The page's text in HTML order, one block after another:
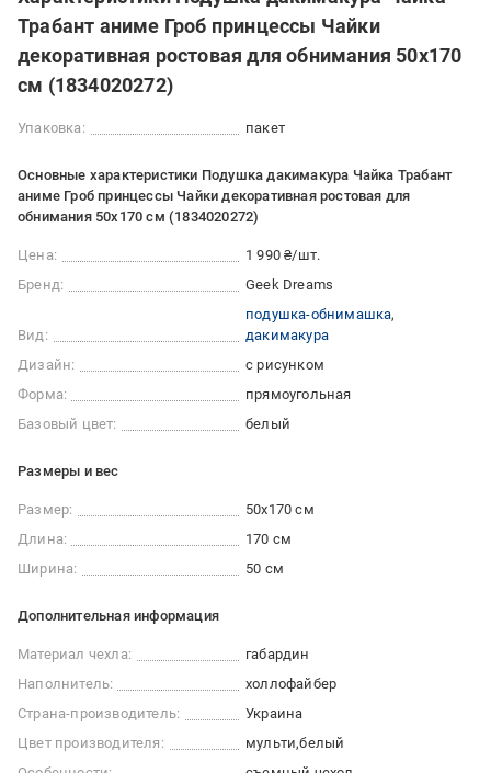
Трабант аниме Гроб принцессы Чайки
декоративная ростовая для обнимания 50x170
см (1834020272)
Упаковка: пакет
Основные характеристики Подушка дакимакура Чайка Трабант
аниме Гроб принцессы Чайки декоративная ростовая для
обнимания 50x170 см (1834020272)
Цена:
1 990 ₴/шт.
Бренд:
Geek Dreams
Вид:
подушка-обнимашка
дакимакура
Дизайн:
с рисунком
Форма:
прямоугольная
Базовый цвет:
белый
Размеры и вес
Размер:
50x170 см
Длина:
170 см
Ширина:
50 см
Дополнительная информация
Материал чехла:
габардин
Наполнитель:
холлофайбер
Страна-производитель:
Украина
Цвет производителя:
мульти белый